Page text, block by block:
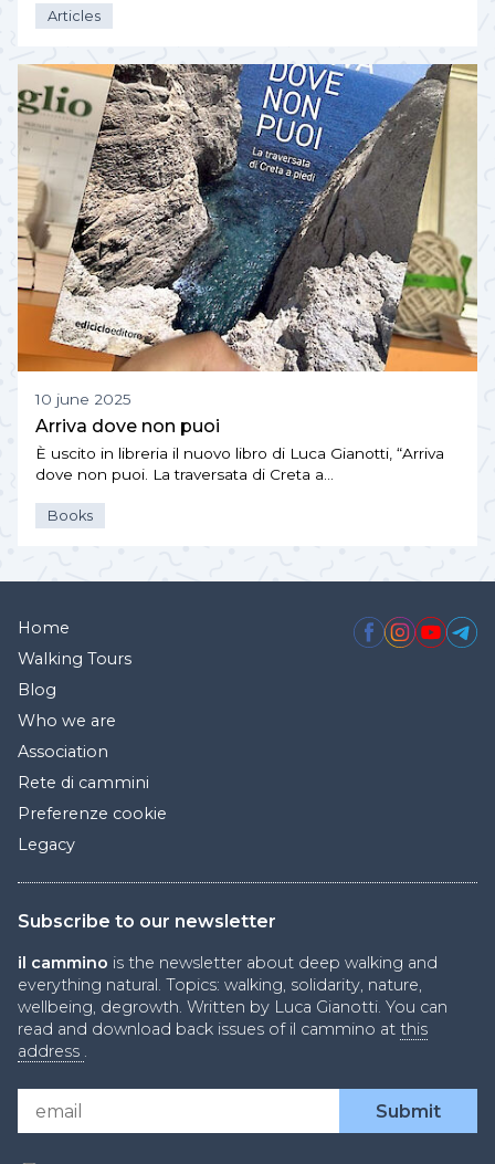
Articles
10 june 2025
Arriva dove non puoi
È uscito in libreria il nuovo libro di Luca Gianotti, “Arriva
dove non puoi. La traversata di Creta a…
Books
Home
Walking Tours
Blog
Who we are
Association
Rete di cammini
Preferenze cookie
Legacy
Subscribe to our newsletter
il cammino is the newsletter about deep walking and
everything natural. Topics: walking, solidarity, nature,
wellbeing, degrowth. Written by Luca Gianotti. You can
read and download back issues of il cammino at this
address .